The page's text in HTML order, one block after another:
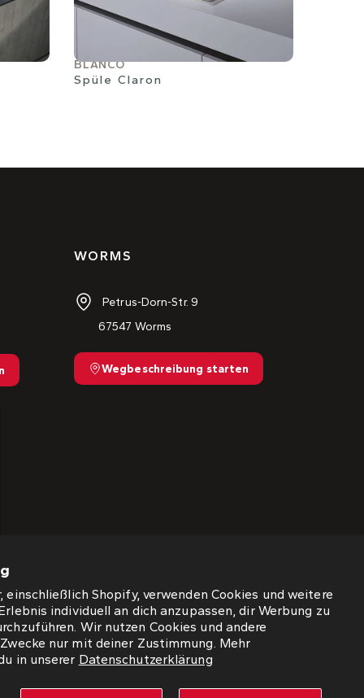
einschließlich Shopify, verwenden Cookies und weitere
individuell an dich anzupassen, dir Werbung zu
Wir nutzen Cookies und andere
nur mit deiner Zustimmung. Mehr
in unserer Datenschutzerklärung
BLANCO
Spüle Claron
WORMS
Petrus-Dorn-Str. 9
67547 Worms
Wegbeschreibung starten